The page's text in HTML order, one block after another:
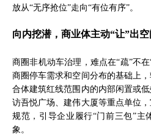
放从“无序抢位”走向“有位有序”。
向内挖潜，商业体主动“让”出空
商圈非机动车治理，难点在“疏”不
商圈停车需求和空间分布的基础上
合体建筑红线范围内的内部闲置或
访吾悦广场、建伟大厦等重点单位
规范，引导企业履行“门前三包”主
象。